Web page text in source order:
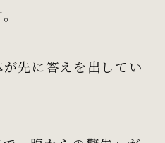
先に答えを出してい